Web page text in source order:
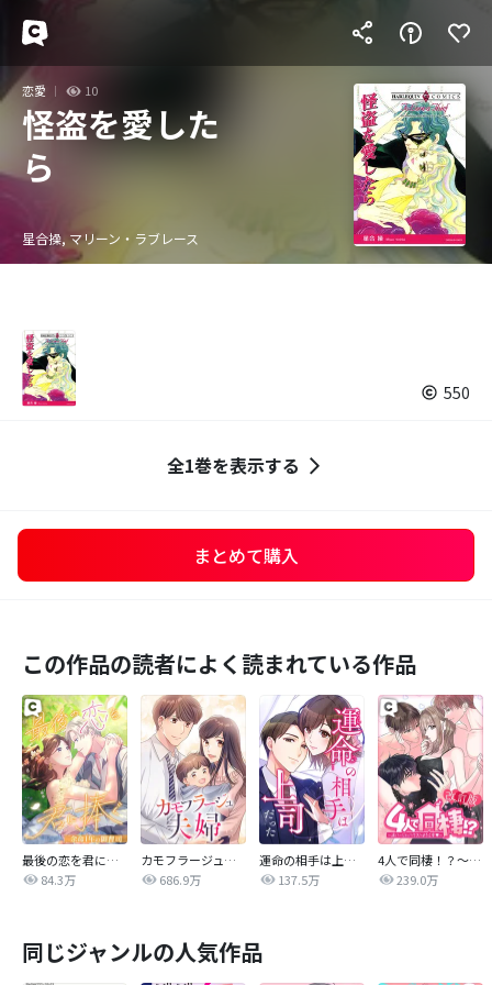
恋愛 10
怪盗を愛した
ら
星合操, マリーン・ラブレース
550
全1巻を表示する
まとめて購入
この作品の読者によく読まれている作品
最後の恋を君に捧ぐ～余命1年の御曹司～
84.3万
カモフラージュ夫婦
686.9万
運命の相手は上司だった
137.5万
4人で同棲！？～逆ハーレムハウスへようこそ♥～【改訂版】
239.0万
同じジャンルの人気作品